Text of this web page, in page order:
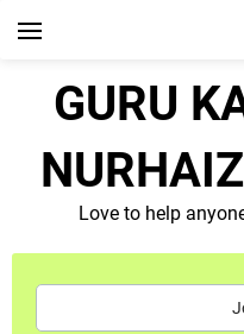
GURU
Love to help